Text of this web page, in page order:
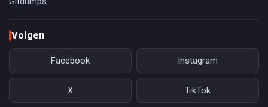
Volgen
Facebook Instagram
X TikTok